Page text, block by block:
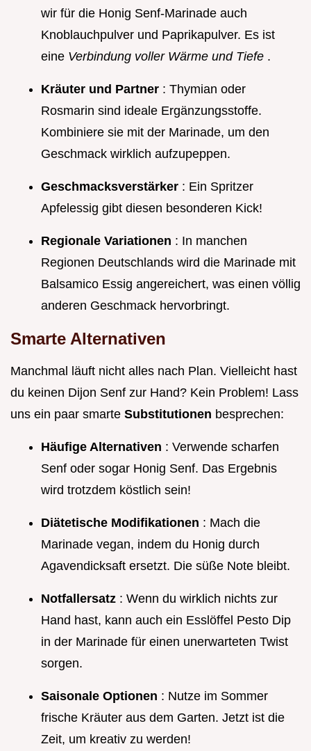
wir für die Honig Senf-Marinade auch
Knoblauchpulver und Paprikapulver. Es ist
eine Verbindung voller Wärme und Tiefe .
Kräuter und Partner : Thymian oder
Rosmarin sind ideale Ergänzungsstoffe.
Kombiniere sie mit der Marinade, um den
Geschmack wirklich aufzupeppen.
Geschmacksverstärker : Ein Spritzer
Apfelessig gibt diesen besonderen Kick!
Regionale Variationen : In manchen
Regionen Deutschlands wird die Marinade mit
Balsamico Essig angereichert, was einen völlig
anderen Geschmack hervorbringt.
Smarte Alternativen
Manchmal läuft nicht alles nach Plan. Vielleicht hast
du keinen Dijon Senf zur Hand? Kein Problem! Lass
uns ein paar smarte Substitutionen besprechen:
Häufige Alternativen : Verwende scharfen
Senf oder sogar Honig Senf. Das Ergebnis
wird trotzdem köstlich sein!
Diätetische Modifikationen : Mach die
Marinade vegan, indem du Honig durch
Agavendicksaft ersetzt. Die süße Note bleibt.
Notfallersatz : Wenn du wirklich nichts zur
Hand hast, kann auch ein Esslöffel Pesto Dip
in der Marinade für einen unerwarteten Twist
sorgen.
Saisonale Optionen : Nutze im Sommer
frische Kräuter aus dem Garten. Jetzt ist die
Zeit, um kreativ zu werden!